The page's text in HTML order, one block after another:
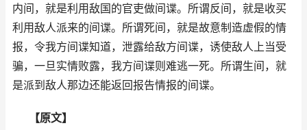
内间，就是利用敌国的官吏做间谍。所谓反间，就是收买
利用敌人派来的间谍。所谓死间，就是故意制造虚假的情
报，令我方间谍知道，泄露给敌方间谍，诱使敌人上当受
骗，一旦实情败露，我方间谍则难逃一死。所谓生间，就
是派到敌人那边还能返回报告情报的间谍。
【原文】